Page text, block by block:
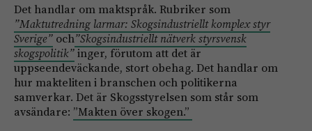
Det handlar om maktspråk. Rubriker som
”Maktutredning larmar: Skogsindustriellt komplex styr
Sverige” och”Skogsindustriellt nätverk styrsvensk
skogspolitik”inger, förutom att det är
uppseendeväckande, stort obehag. Det handlar om
hur makteliten i branschen och politikerna
samverkar. Det är Skogsstyrelsen som står som
avsändare: ”Makten över skogen.”